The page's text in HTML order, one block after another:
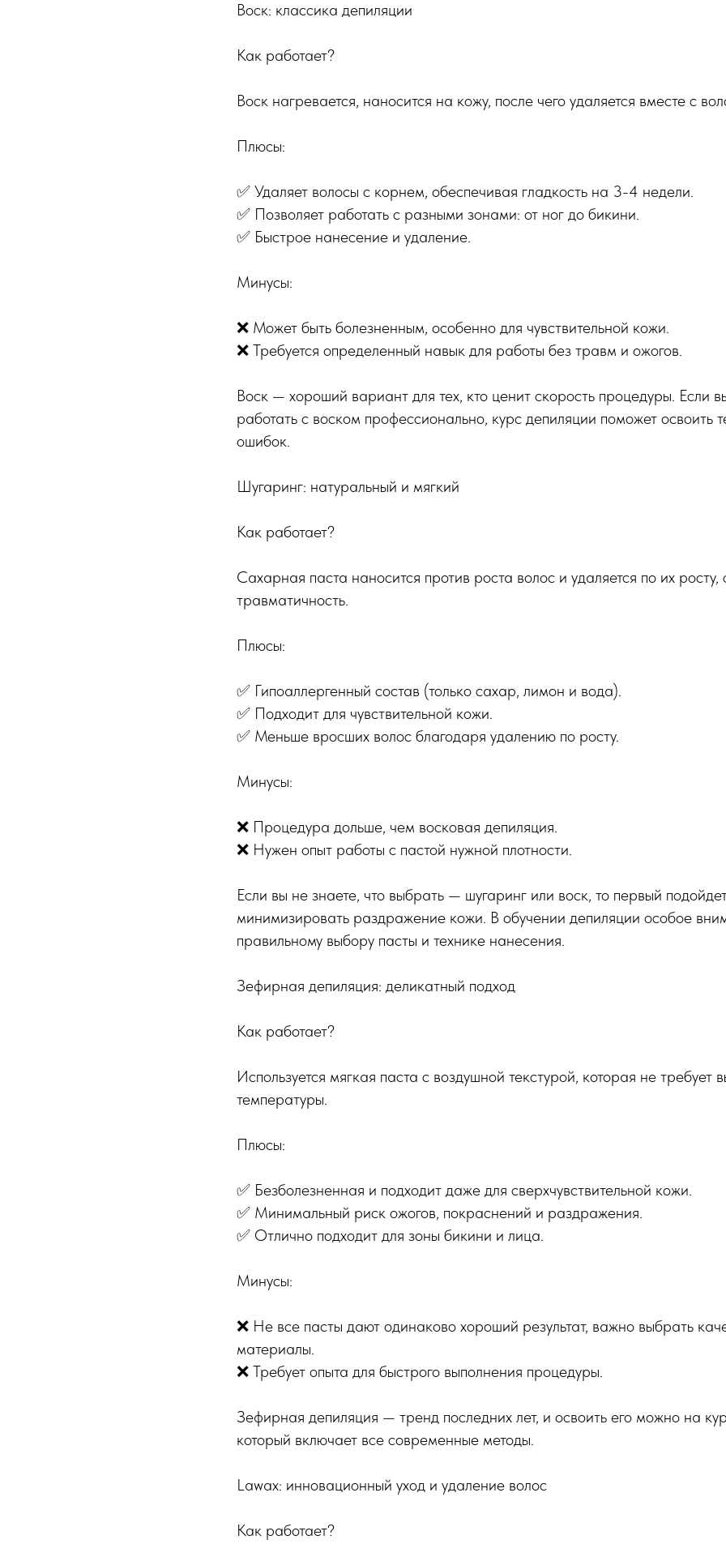
Воск: классика депиляции
Как работает?
Воск нагревается, наносится на кожу, после чего удаляется вместе с
Плюсы:
✅ Удаляет волосы с корнем, обеспечивая гладкость на 3-4 недели.
✅ Позволяет работать с разными зонами: от ног до бикини.
✅ Быстрое нанесение и удаление.
Минусы:
❌ Может быть болезненным, особенно для чувствительной кожи.
❌ Требуется определенный навык для работы без травм и ожогов.
Воск — хороший вариант для тех, кто ценит скорость процедуры. Если
работать с воском профессионально, курс депиляции поможет освоить
ошибок.
Шугаринг: натуральный и мягкий
Как работает?
Сахарная паста наносится против роста волос и удаляется по их росту,
травматичность.
Плюсы:
✅ Гипоаллергенный состав (только сахар, лимон и вода).
✅ Подходит для чувствительной кожи.
✅ Меньше вросших волос благодаря удалению по росту.
Минусы:
❌ Процедура дольше, чем восковая депиляция.
❌ Нужен опыт работы с пастой нужной плотности.
Если вы не знаете, что выбрать — шугаринг или воск, то первый
минимизировать раздражение кожи. В обучении депиляции особое
правильному выбору пасты и технике нанесения.
Зефирная депиляция: деликатный подход
Как работает?
Используется мягкая паста с воздушной текстурой, которая не требует
температуры.
Плюсы:
✅ Безболезненная и подходит даже для сверхчувствительной кожи.
✅ Минимальный риск ожогов, покраснений и раздражения.
✅ Отлично подходит для зоны бикини и лица.
Минусы:
❌ Не все пасты дают одинаково хороший результат, важно выбрать
материалы.
❌ Требует опыта для быстрого выполнения процедуры.
Зефирная депиляция — тренд последних лет, и освоить его можно на
который включает все современные методы.
Lawax: инновационный уход и удаление волос
Как работает?